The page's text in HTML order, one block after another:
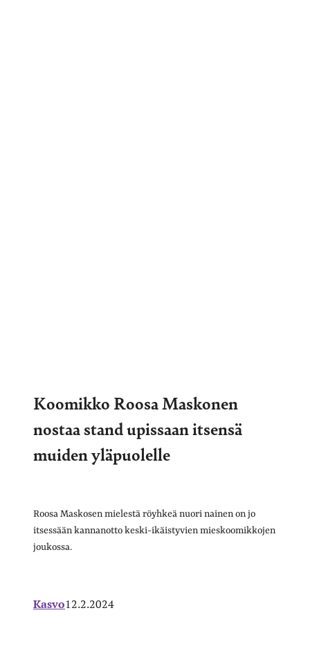
Koomikko Roosa Maskonen
nostaa stand upissaan itsensä
muiden yläpuolelle
Roosa Maskosen mielestä röyhkeä nuori nainen on jo
itsessään kannanotto keski-ikäistyvien mieskoomikkojen
joukossa.
Kasvo12.2.2024